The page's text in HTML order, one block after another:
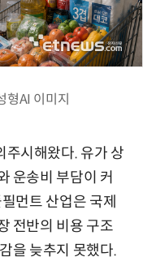
형AI 이미지
주시해왔다. 유가 상
운송비 부담이 커
먼트 산업은 국제
전반의 비용 구조
을 늦추지 못했다.